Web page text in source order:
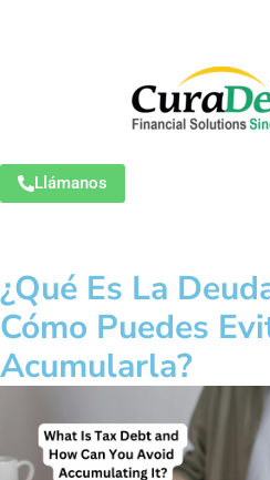
Llámanos
¿Qué Es La
Cómo Puedes
Acumularla?